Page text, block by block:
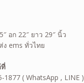
อก 22″ ยาว 29″ นิ้ว
ง ems ทั่วไทย
1877 ( WhatsApp , LINE )